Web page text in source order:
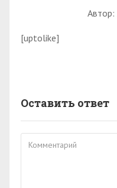
Автор:
[uptolike]
Оставить ответ